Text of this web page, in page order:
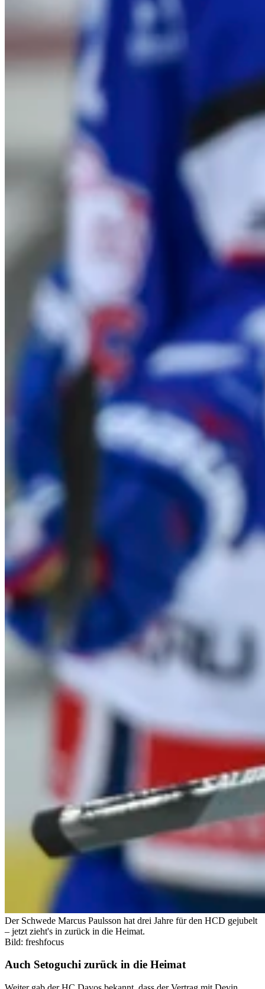
Der Schwede Marcus Paulsson hat drei Jahre für den HCD gejubelt
– jetzt zieht's in zurück in die Heimat.
Bild: freshfocus
Auch Setoguchi zurück in die Heimat